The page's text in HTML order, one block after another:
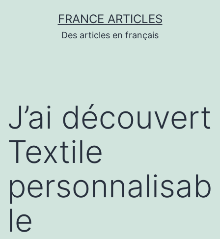
FRANCE ARTICLES
Des articles en français
J’ai découvert
Textile
personnalisab
le